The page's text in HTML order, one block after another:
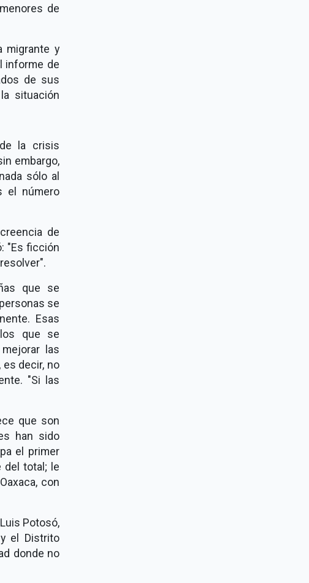
de
migrante y
informe de
de sus
situación
la crisis
embargo,
sólo al
el número
de
"Es ficción
que se
se
Esas
que se
las
decir, no
"Si las
que son
han sido
el primer
del total; le
con
Potosó,
el Distrito
donde no